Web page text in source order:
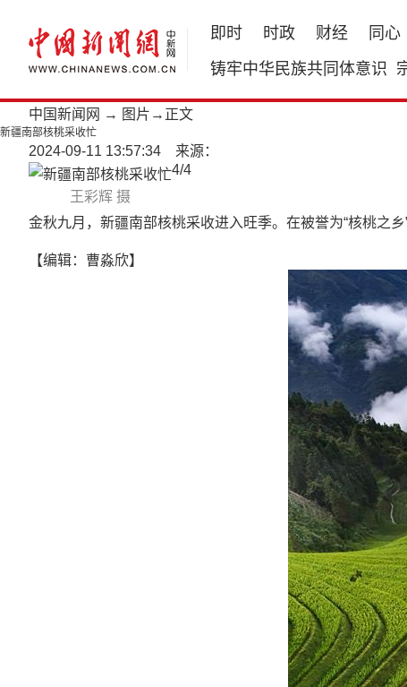
即时 时政 财经 同心
铸牢中华民族共同体意识
中国新闻网 → 图片 →正文
新疆南部核桃采收忙
2024-09-11 13:57:34 来源：
王彩辉 摄
4/4
金秋九月，新疆南部核桃采收进入旺季。在被誉为“核桃之
【编辑：曹淼欣】